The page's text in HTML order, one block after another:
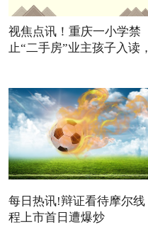
视焦点讯！重庆一小学禁
止“二手房”业主孩子入读，
每日热讯!辩证看待摩尔线
程上市首日遭爆炒